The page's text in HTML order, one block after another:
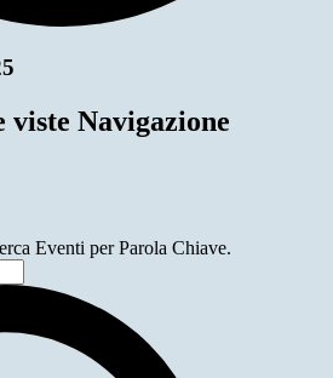
viste Navigazione
Eventi per Parola Chiave.